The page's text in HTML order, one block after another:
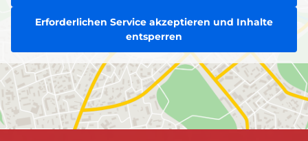
Erforderlichen Service akzeptieren und Inhalte
entsperren